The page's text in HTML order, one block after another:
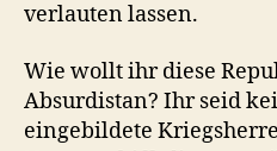
verlauten lassen.
Wie wollt ihr diese
Absurdistan? Ihr seid
eingebildete